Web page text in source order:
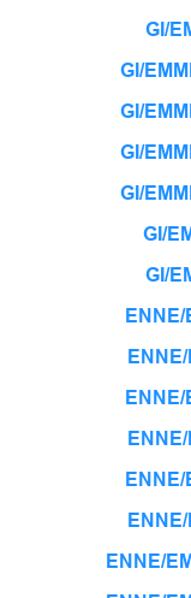
GI/
GI/
GI/
GI/
GI/
GI/
GI/
ENNE/
ENNE/
ENNE/
ENNE/